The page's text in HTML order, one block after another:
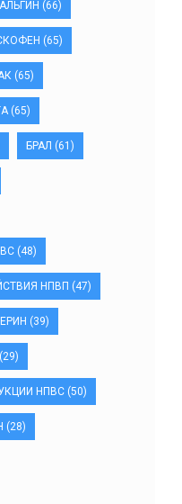
(66)
(65)
(65)
(65)
БРАЛ (61)
(48)
НПВП (47)
(39)
(29)
НПВС (50)
(28)